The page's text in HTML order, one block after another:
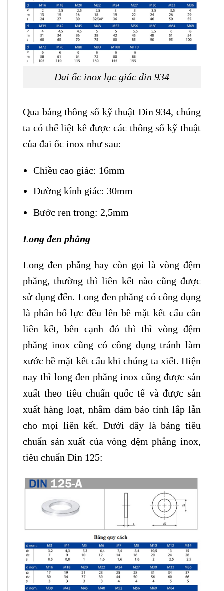
Đai ốc inox lục giác din 934
Qua bảng thông số kỹ thuật Din 934, chúng
ta có thể liệt kê được các thông số kỹ thuật
của đai ốc inox như sau:
Chiều cao giác: 16mm
Đường kính giác: 30mm
Bước ren trong: 2,5mm
Long đen phẳng
Long đen phẳng hay còn gọi là vòng đệm
phẳng, thường thì liên kết nào cũng được
sử dụng đến. Long đen phẳng có công dụng
là phân bổ lực đều lên bề mặt kết cấu cần
liên kết, bên cạnh đó thì thì vòng đệm
phẳng inox cũng có công dụng tránh làm
xước bề mặt kết cấu khi chúng ta xiết. Hiện
nay thì long đen phẳng inox cũng được sản
xuất theo tiêu chuẩn quốc tế và được sản
xuất hàng loạt, nhằm đảm bảo tính lắp lẫn
cho mọi liên kết. Dưới đây là bảng tiêu
chuẩn sản xuất của vòng đệm phẳng inox,
tiêu chuẩn Din 125: